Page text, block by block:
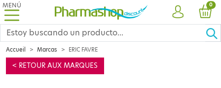
MENÚ
CUENTA
0
Accueil Marcas ERIC FAVRE
< RETOUR AUX MARQUES